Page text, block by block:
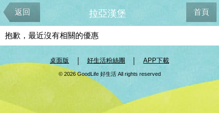
返回 首頁
拉亞漢堡
抱歉，最近沒有相關的優惠
桌面版 好生活粉絲團 APP下載
© 2026 GoodLife 好生活 All rights reserved